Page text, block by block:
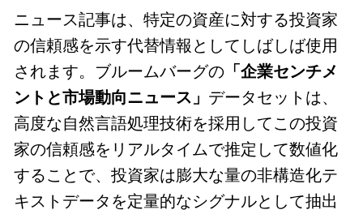
ニュース記事は、特定の資産に対する投資家
の信頼感を示す代替情報としてしばしば使用
されます。ブルームバーグの 「企業センチメ
ントと市場動向ニュース」 データセットは、
高度な自然言語処理技術を採用してこの投資
家の信頼感をリアルタイムで推定して数値化
することで、投資家は膨大な量の非構造化テ
キストデータを定量的なシグナルとして抽出